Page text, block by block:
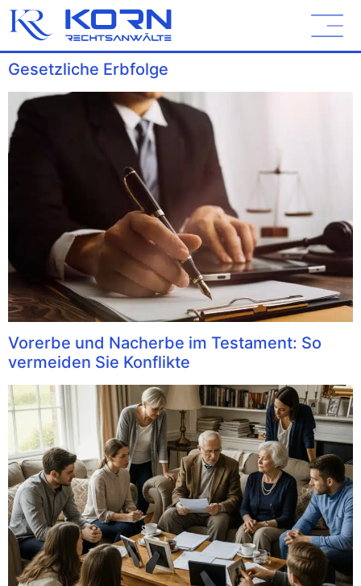
Gesetzliche Erbfolge
Vorerbe und Nacherbe im Testament: So
vermeiden Sie Konflikte